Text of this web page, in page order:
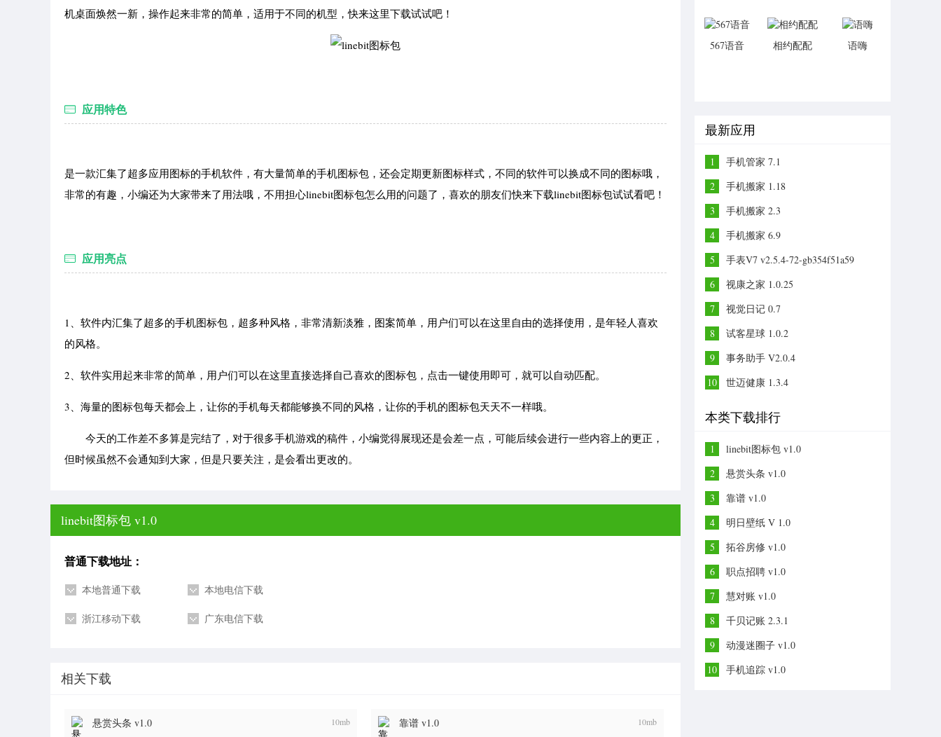
机桌面焕然一新，操作起来非常的简单，适用于不同的机型，快来这里下载试试吧！
应用特色
是一款汇集了超多应用图标的手机软件，有大量简单的手机图标包，还会定期更新图标样式，不同的软件可以换成不同的图标哦，
非常的有趣，小编还为大家带来了用法哦，不用担心linebit图标包怎么用的问题了，喜欢的朋友们快来下载linebit图标包试试看吧！
应用亮点
1、软件内汇集了超多的手机图标包，超多种风格，非常清新淡雅，图案简单，用户们可以在这里自由的选择使用，是年轻人喜欢
的风格。
2、软件实用起来非常的简单，用户们可以在这里直接选择自己喜欢的图标包，点击一键使用即可，就可以自动匹配。
3、海量的图标包每天都会上，让你的手机每天都能够换不同的风格，让你的手机的图标包天天不一样哦。
今天的工作差不多算是完结了，对于很多手机游戏的稿件，小编觉得展现还是会差一点，可能后续会进行一些内容上的更正，
但时候虽然不会通知到大家，但是只要关注，是会看出更改的。
linebit图标包 v1.0
普通下载地址：
本地普通下载 本地电信下载
浙江移动下载 广东电信下载
相关下载
悬赏头条 v1.0 10mb 靠谱 v1.0 10mb
567语音 相约配配 语嗨
最新应用
1
手机管家 7.1
2
手机搬家 1.18
3
手机搬家 2.3
4
手机搬家 6.9
5
手表V7 v2.5.4-72-gb354f51a59
6
视康之家 1.0.25
7
视觉日记 0.7
8
试客星球 1.0.2
9
事务助手 V2.0.4
10
世迈健康 1.3.4
本类下载排行
1
linebit图标包 v1.0
2
悬赏头条 v1.0
3
靠谱 v1.0
4
明日壁纸 V 1.0
5
拓谷房修 v1.0
6
职点招聘 v1.0
7
慧对账 v1.0
8
千贝记账 2.3.1
9
动漫迷圈子 v1.0
10
手机追踪 v1.0